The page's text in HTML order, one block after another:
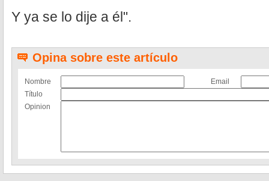
Y ya se lo dije a él".
Opina sobre este artículo
Nombre
Email
Título
Opinion